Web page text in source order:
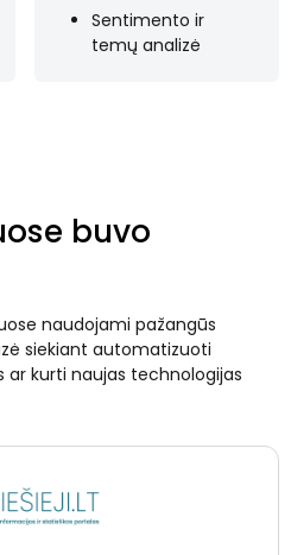
Sentimento ir
temų analizė
buvo
naudojami pažangūs
siekiant automatizuoti
kurti naujas technologijas